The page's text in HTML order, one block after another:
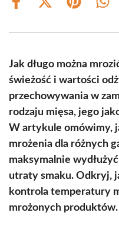
Share
Share
(Twitter)
Share
Jak długo można
świeżość i wartości
przechowywania w
rodzaju mięsa, jego
W artykule omówimy,
mrożenia dla różnych
maksymalnie
utraty smaku. Odkryj,
kontrola temperatury
mrożonych produktów.